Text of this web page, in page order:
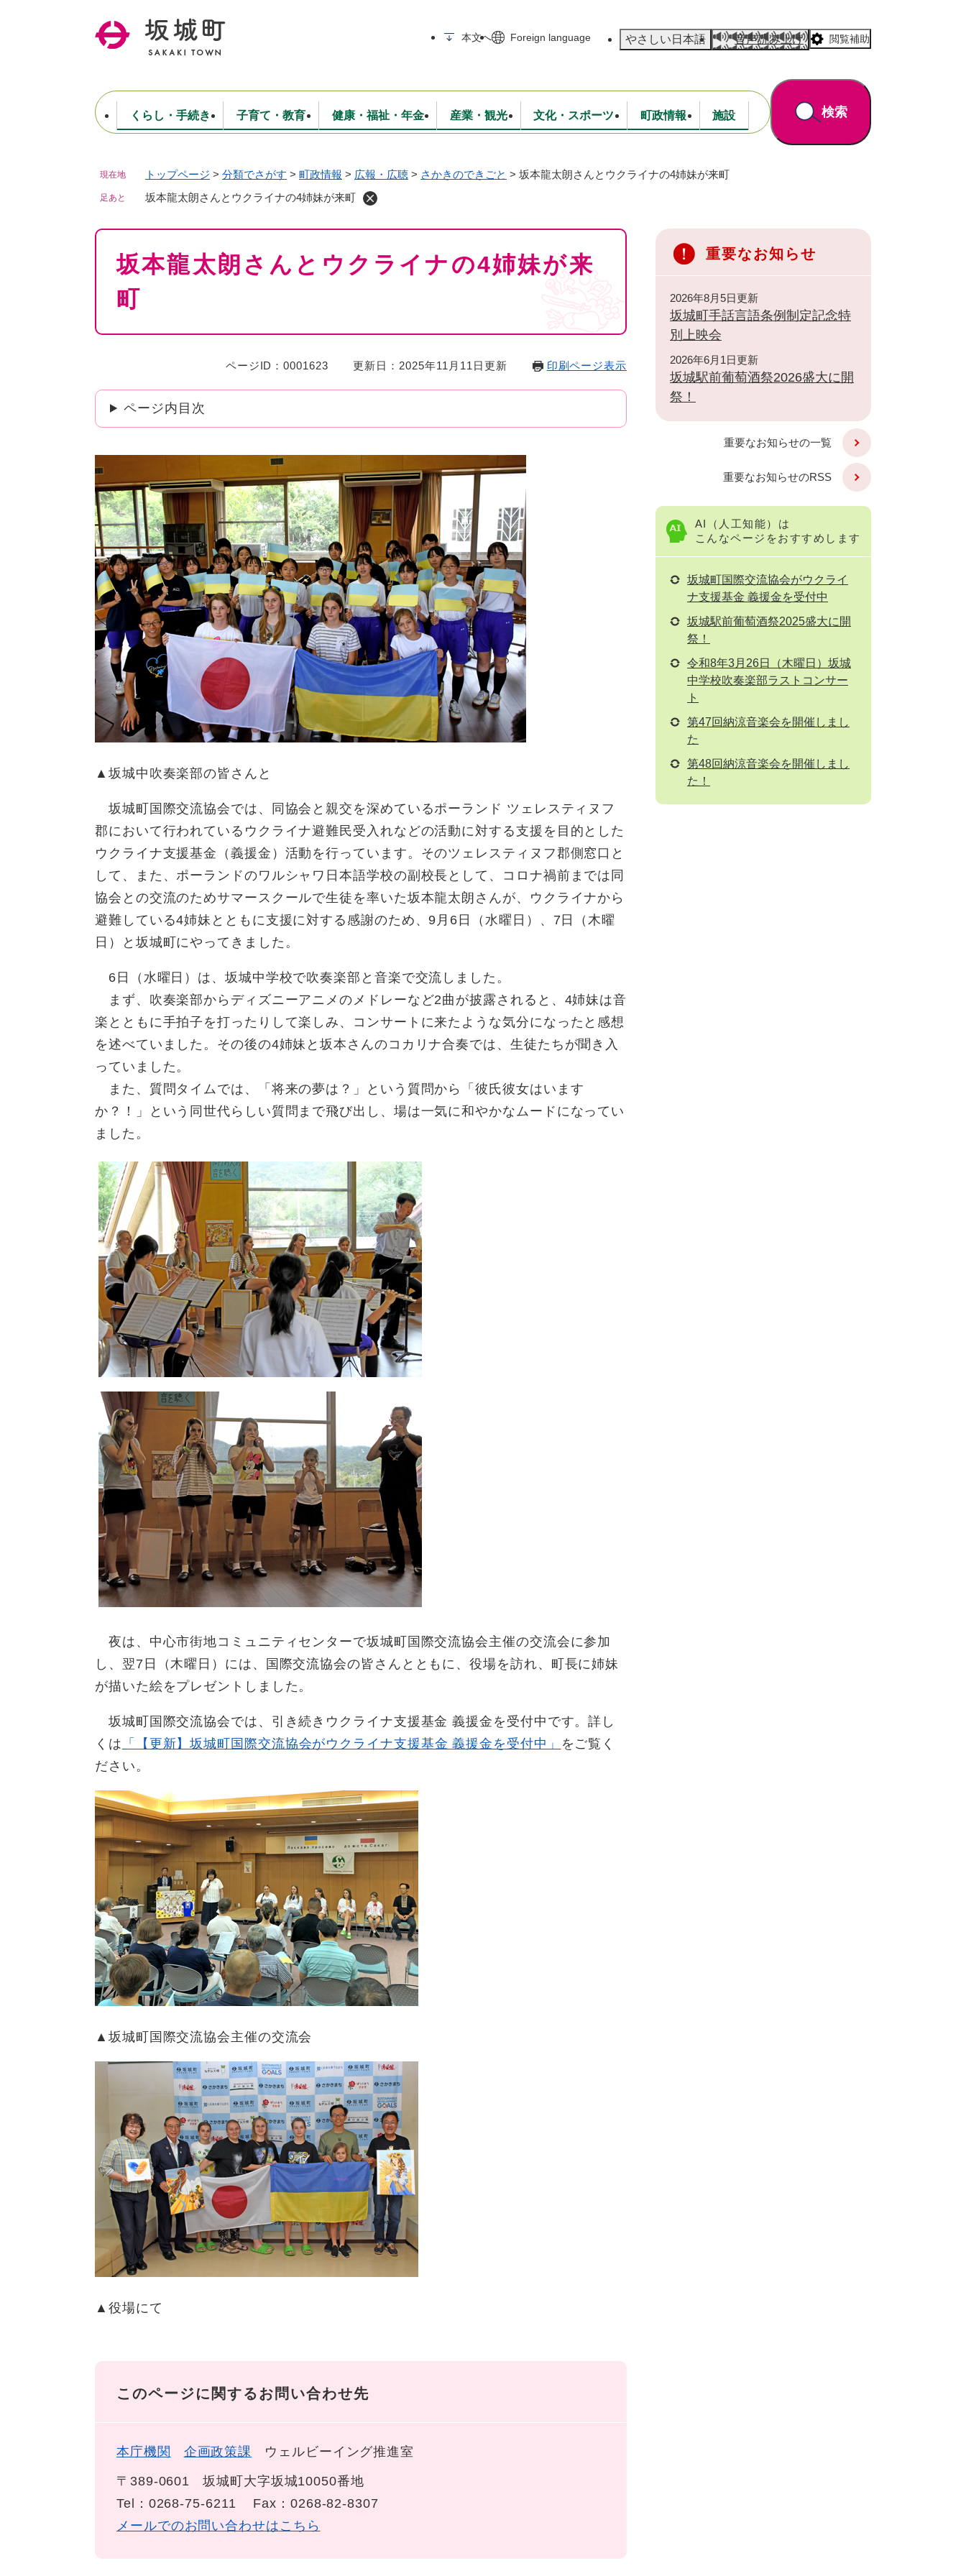
本文へ Foreign language やさしい日本語 音声読み上げ 閲覧補助
くらし・手続き
住民票・戸籍・証明 防災・行政無線 消防・救急 生活環境
道路・公園
税金
ごみ・環境・衛生
子育て・教育
妊娠・出産・子育て 保育 学校・教育
健康・福祉・年金
健康・医療 福祉 保険・年金
産業・観光
商工業 農林業 入札・契約 観光・特産
文化・スポーツ
生涯学習・スポーツ 文化
町政情報
ようこそ町長室へ 坂城町について 統計情報 広報・広聴
財政
人事・採用・職員
選挙
施設
公共施設
検索
現在地 トップページ > 分類でさがす > 町政情報 > 広報・広聴 > さかきのできごと > 坂本龍太朗さんとウクライナの4姉妹が来町
足あと 坂本龍太朗さんとウクライナの4姉妹が来町
本
坂本龍太朗さんとウクライナの4姉妹が来
町
ページID：0001623 更新日：2025年11月11日更新 印刷ページ表示
ページ内目次
▲坂城中吹奏楽部の皆さんと
坂城町国際交流協会では、同協会と親交を深めているポーランド ツェレスティヌフ
郡において行われているウクライナ避難民受入れなどの活動に対する支援を目的とした
ウクライナ支援基金（義援金）活動を行っています。そのツェレスティヌフ郡側窓口と
して、また、ポーランドのワルシャワ日本語学校の副校長として、コロナ禍前までは同
協会との交流のためサマースクールで生徒を率いた坂本龍太朗さんが、ウクライナから
避難している4姉妹とともに支援に対する感謝のため、9月6日（水曜日）、7日（木曜
日）と坂城町にやってきました。
6日（水曜日）は、坂城中学校で吹奏楽部と音楽で交流しました。
まず、吹奏楽部からディズニーアニメのメドレーなど2曲が披露されると、4姉妹は音
楽とともに手拍子を打ったりして楽しみ、コンサートに来たような気分になったと感想
を述べていました。その後の4姉妹と坂本さんのコカリナ合奏では、生徒たちが聞き入
っていました。
また、質問タイムでは、「将来の夢は？」という質問から「彼氏彼女はいます
か？！」という同世代らしい質問まで飛び出し、場は一気に和やかなムードになってい
ました。
夜は、中心市街地コミュニティセンターで坂城町国際交流協会主催の交流会に参加
し、翌7日（木曜日）には、国際交流協会の皆さんとともに、役場を訪れ、町長に姉妹
が描いた絵をプレゼントしました。
坂城町国際交流協会では、引き続きウクライナ支援基金 義援金を受付中です。詳し
くは 「【更新】坂城町国際交流協会がウクライナ支援基金 義援金を受付中」
をご覧く
ださい。
▲坂城町国際交流協会主催の交流会
▲役場にて
このページに関するお問い合わせ先
本庁機関 企画政策課 ウェルビーイング推進室
〒389-0601
坂城町大字坂城10050番地
Tel：0268-75-6211
Fax：0268-82-8307
メールでのお問い合わせはこちら
重要なお知らせ
2026年8月5日更新
坂城町手話言語条例制定記念特
別上映会
2026年6月1日更新
坂城駅前葡萄酒祭2026盛大に開
祭！
重要なお知らせの一覧
重要なお知らせのRSS
AI（人工知能）は
こんなページをおすすめします
坂城町国際交流協会がウクライ
ナ支援基金 義援金を受付中
坂城駅前葡萄酒祭2025盛大に開
祭！
令和8年3月26日（木曜日）坂城
中学校吹奏楽部ラストコンサー
ト
第47回納涼音楽会を開催しまし
た
第48回納涼音楽会を開催しまし
た！